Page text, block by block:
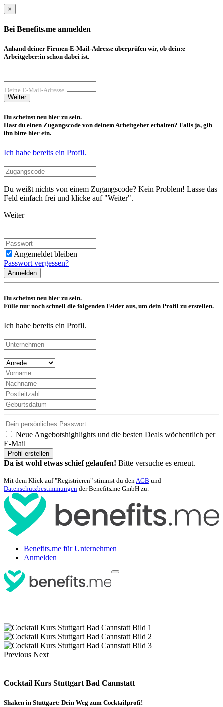
×
Bei Benefits.me anmelden
Anhand deiner Firmen-E-Mail-Adresse überprüfen wir, ob dein:e
Arbeitgeber:in schon dabei ist.
Deine E-Mail-Adresse
Weiter
Du scheinst neu hier zu sein.
Hast du einen Zugangscode von deinem Arbeitgeber erhalten? Falls ja, gib
ihn bitte hier ein.
Ich habe bereits ein Profil.
Du weißt nichts von einem Zugangscode? Kein Problem! Lasse das
Feld einfach frei und klicke auf "Weiter".
Weiter
Angemeldet bleiben
Passwort vergessen?
Anmelden
Du scheinst neu hier zu sein.
Fülle nur noch schnell die folgenden Felder aus, um dein Profil zu erstellen.
Ich habe bereits ein Profil.
Neue Angebotshighlights und die besten Deals wöchentlich per
E-Mail
Profil erstellen
Da ist wohl etwas schief gelaufen! Bitte versuche es erneut.
Mit dem Klick auf "Registrieren" stimmst du denAGB und
Datenschutzbestimmungen der Benefits.me GmbH zu.
Benefits.me für Unternehmen
Anmelden
Previous Next
Cocktail Kurs Stuttgart Bad Cannstatt
Shaken in Stuttgart: Dein Weg zum Cocktailprofi!